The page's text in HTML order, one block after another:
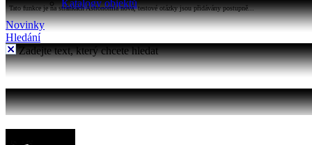
Katalogy objektů
Tato funkce je na stránkách Astronomia nová, testové otázky jsou přidávány postupně...
Novinky
Hledání
Zadejte text, který chcete hledat